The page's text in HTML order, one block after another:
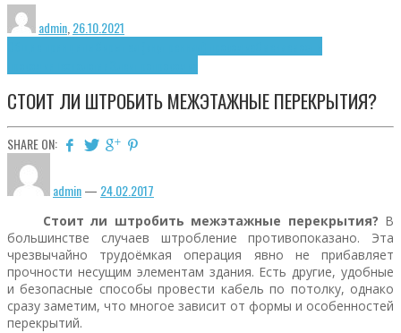
admin,26.10.2021
СТОИТ ЛИ ШТРОБИТЬ МЕЖЭТАЖНЫЕ ПЕРЕКРЫТИЯ?
SHARE ON:
admin— 24.02.2017
Стоит ли штробить межэтажные перекрытия? В
большинстве случаев штробление противопоказано. Эта
чрезвычайно трудоёмкая операция явно не прибавляет
прочности несущим элементам здания. Есть другие, удобные
и безопасные способы провести кабель по потолку, однако
сразу заметим, что многое зависит от формы и особенностей
перекрытий.